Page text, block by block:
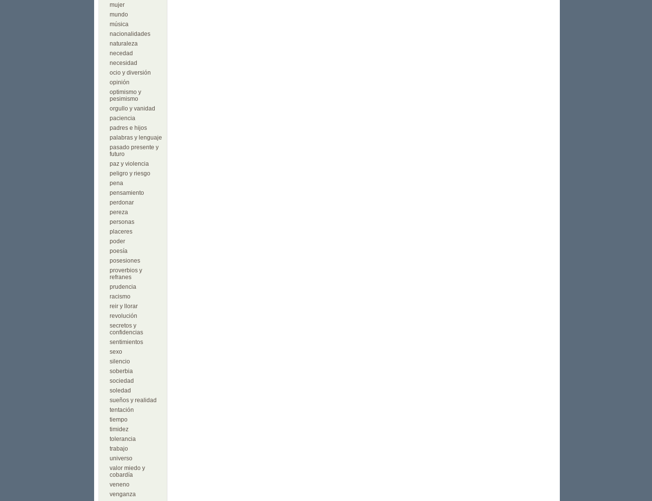
mujer
mundo
música
nacionalidades
naturaleza
necedad
necesidad
ocio y diversión
opinión
optimismo y
pesimismo
orgullo y vanidad
paciencia
padres e hijos
palabras y lenguaje
pasado presente y
futuro
paz y violencia
peligro y riesgo
pena
pensamiento
perdonar
pereza
personas
placeres
poder
poesía
posesiones
proverbios y
refranes
prudencia
racismo
reir y llorar
revolución
secretos y
confidencias
sentimientos
sexo
silencio
soberbia
sociedad
soledad
sueños y realidad
tentación
tiempo
timidez
tolerancia
trabajo
universo
valor miedo y
cobardía
veneno
venganza